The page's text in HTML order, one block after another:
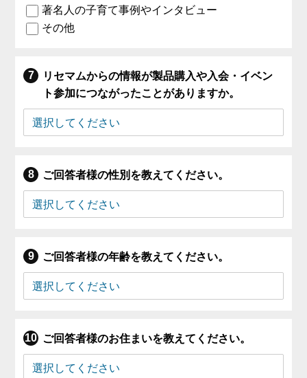
著名人の子育て事例やインタビュー
その他
リセマムからの情報が製品購入や入会・イベン
ト参加につながったことがありますか。
ご回答者様の性別を教えてください。
ご回答者様の年齢を教えてください。
ご回答者様のお住まいを教えてください。